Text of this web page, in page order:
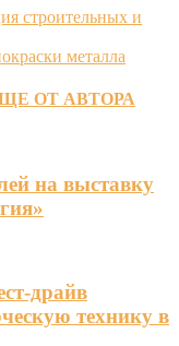
строительных и
металла
ОТ АВТОРА
на выставку
драйв
технику в